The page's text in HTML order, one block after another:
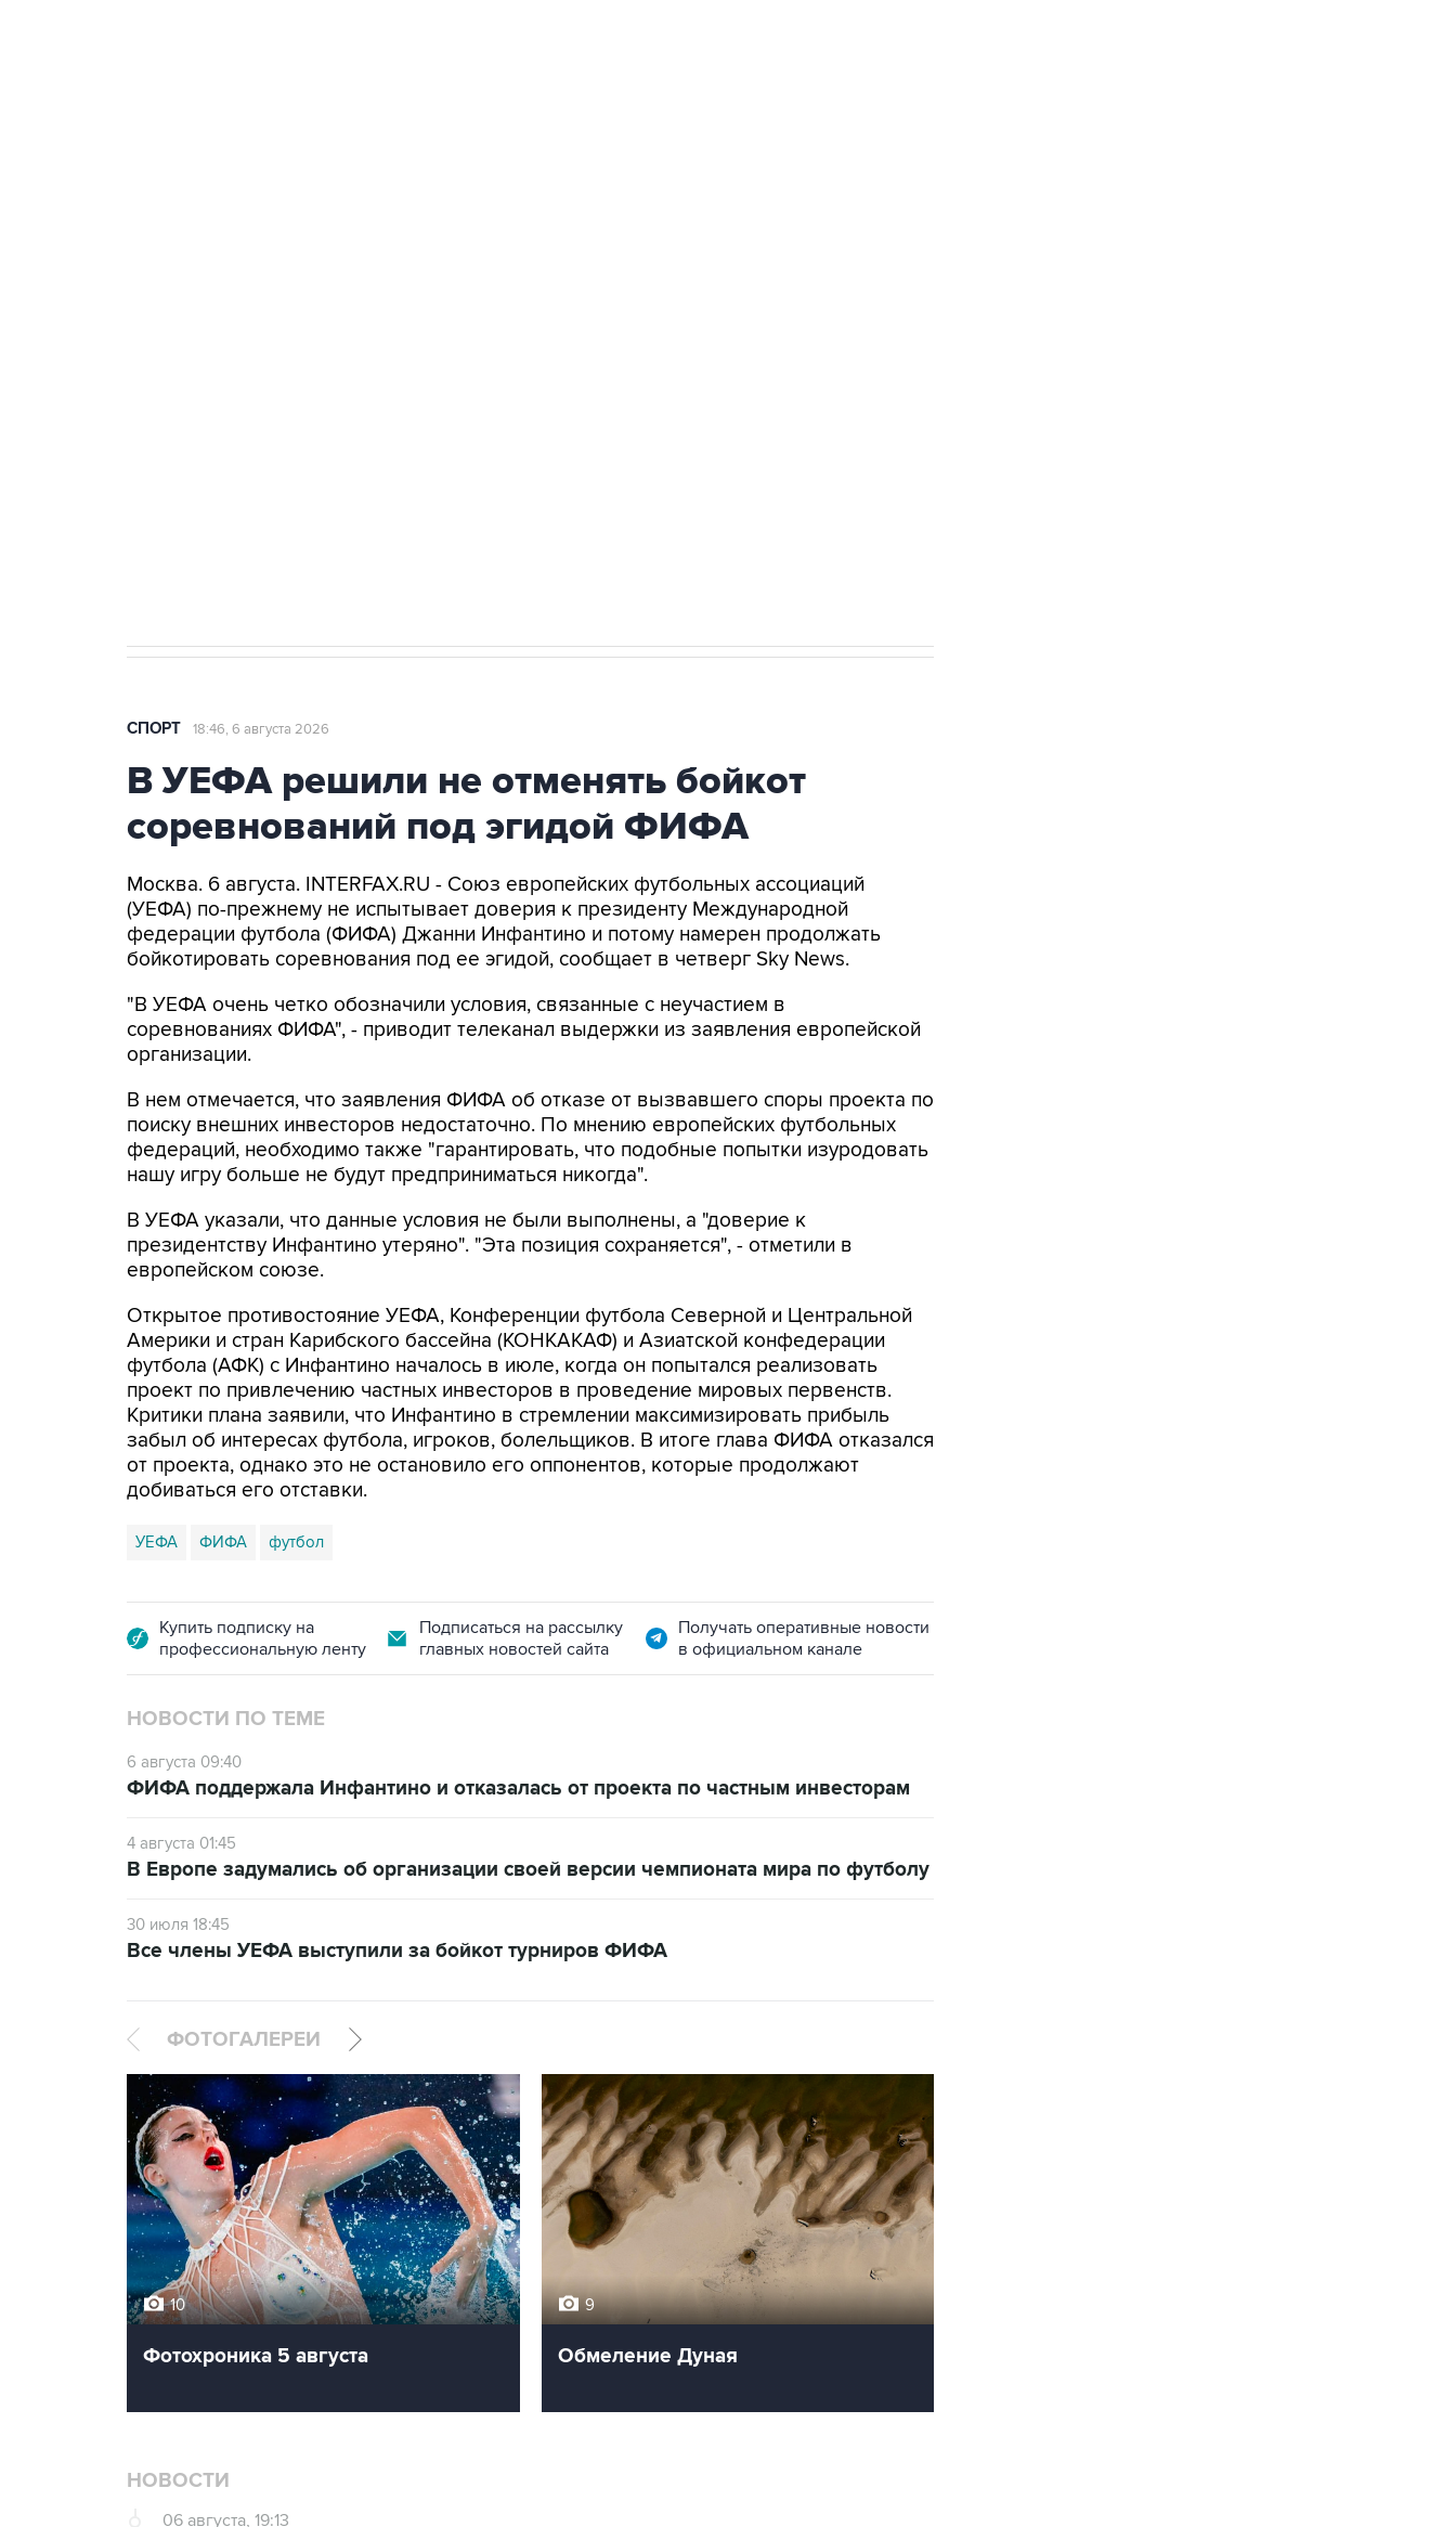
СПОРТ 18:46, 6 августа 2026
В УЕФА решили не отменять бойкот
соревнований под эгидой ФИФА
Москва. 6 августа. INTERFAX.RU - Союз европейских футбольных ассоциаций
(УЕФА) по-прежнему не испытывает доверия к президенту Международной
федерации футбола (ФИФА) Джанни Инфантино и потому намерен продолжать
бойкотировать соревнования под ее эгидой, сообщает в четверг Sky News.
"В УЕФА очень четко обозначили условия, связанные с неучастием в
соревнованиях ФИФА", - приводит телеканал выдержки из заявления европейской
организации.
В нем отмечается, что заявления ФИФА об отказе от вызвавшего споры проекта по
поиску внешних инвесторов недостаточно. По мнению европейских футбольных
федераций, необходимо также "гарантировать, что подобные попытки изуродовать
нашу игру больше не будут предприниматься никогда".
В УЕФА указали, что данные условия не были выполнены, а "доверие к
президентству Инфантино утеряно". "Эта позиция сохраняется", - отметили в
европейском союзе.
Открытое противостояние УЕФА, Конференции футбола Северной и Центральной
Америки и стран Карибского бассейна (КОНКАКАФ) и Азиатской конфедерации
футбола (АФК) с Инфантино началось в июле, когда он попытался реализовать
проект по привлечению частных инвесторов в проведение мировых первенств.
Критики плана заявили, что Инфантино в стремлении максимизировать прибыль
забыл об интересах футбола, игроков, болельщиков. В итоге глава ФИФА отказался
от проекта, однако это не остановило его оппонентов, которые продолжают
добиваться его отставки.
УЕФА ФИФА футбол
Купить подписку на
профессиональную ленту
Подписаться на рассылку
главных новостей сайта
Получать оперативные новости
в официальном канале
НОВОСТИ ПО ТЕМЕ
6 августа 09:40
ФИФА поддержала Инфантино и отказалась от проекта по частным инвесторам
4 августа 01:45
В Европе задумались об организации своей версии чемпионата мира по футболу
30 июля 18:45
Все члены УЕФА выступили за бойкот турниров ФИФА
ФОТОГАЛЕРЕИ
10
Фотохроника 5 августа
9
Обмеление Дуная
НОВОСТИ
06 августа, 19:13